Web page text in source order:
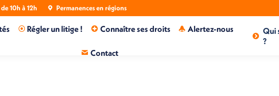
10h à 12h Permanences en régions
Régler un litige ! Connaître ses droits Alertez-nous
Contact
Qui
?